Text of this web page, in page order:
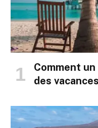
Comment
des